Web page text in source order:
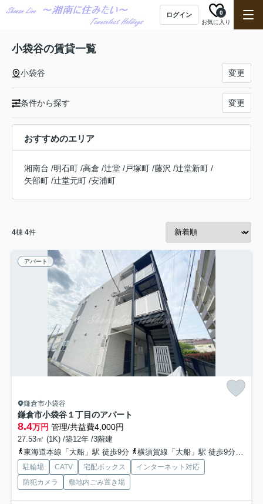
ログイン
お気に入り
0
小袋谷の賃貸一覧
小袋谷 変更
条件から探す 変更
おすすめのエリア
湘南台 /明石町 /高倉 /辻堂 /戸塚町 /藤沢 /辻堂新町 /
矢部町 /辻堂元町 /安浦町
4棟 4件
アパート
鎌倉市小袋谷
鎌倉市小袋谷１丁目のアパート
8.4万円 管理/共益費4,000円
27.53㎡ (1K) /築12年 /3階建
東海道本線「大船」駅 徒歩9分
横須賀線「大船」駅 徒歩9分
駐輪場 CATV 宅配ボックス
インターネット対応
防犯カメラ
敷地内ごみ置き場